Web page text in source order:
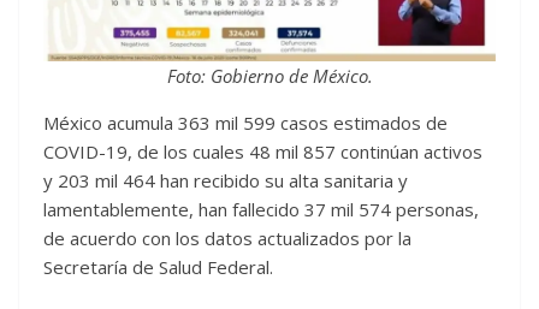
Foto: Gobierno de México.
México acumula 363 mil 599 casos estimados de
COVID-19, de los cuales 48 mil 857 continúan activos
y 203 mil 464 han recibido su alta sanitaria y
lamentablemente, han fallecido 37 mil 574 personas,
de acuerdo con los datos actualizados por la
Secretaría de Salud Federal.